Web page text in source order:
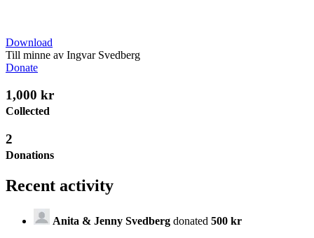
Download
Till minne av Ingvar Svedberg
Donate
1,000 kr
Collected
2
Donations
Recent activity
Anita & Jenny Svedberg donated 500 kr